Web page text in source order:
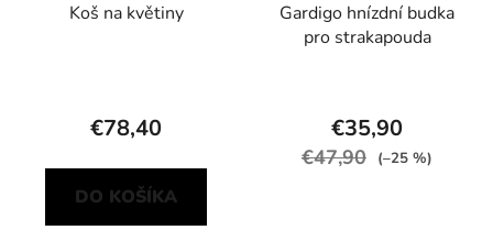
Koš na květiny
€78,40
DO KOŠÍKA
Gardigo hnízdní budka
pro strakapouda
€35,90
€47,90 (–25 %)